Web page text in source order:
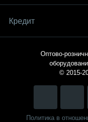
Кредит
Оптово-
© 2015-
Политика в